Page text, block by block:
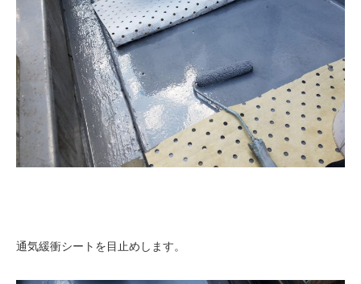
通気緩衝シートを目止めします。